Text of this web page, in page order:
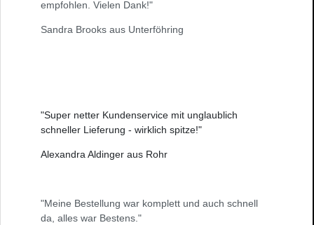
empfohlen. Vielen Dank!"
Sandra Brooks aus Unterföhring
"Super netter Kundenservice mit unglaublich
schneller Lieferung - wirklich spitze!"
Alexandra Aldinger aus Rohr
"Meine Bestellung war komplett und auch schnell
da, alles war Bestens."